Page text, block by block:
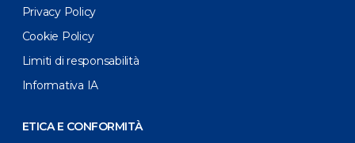
Privacy Policy
Cookie Policy
Limiti di responsabilità
Informativa IA
ETICA E CONFORMITÀ